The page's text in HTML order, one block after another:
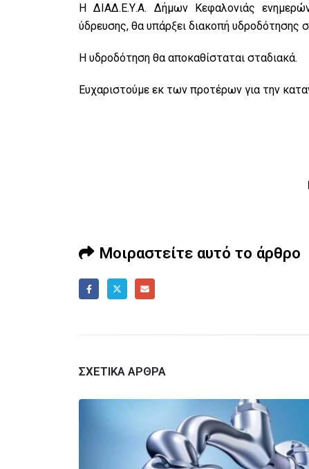
Η ΔΙΑΔ.Ε.Υ.Α. Δήμων Κεφαλονιάς
ύδρευσης, θα υπάρξει διακοπή υδροδότησης
Η υδροδότηση θα αποκαθίσταται σταδιακά.
Ευχαριστούμε εκ των προτέρων για την
Μοιραστείτε αυτό το άρθρο
ΣΧΕΤΙΚΆ ΆΡΘΡΑ